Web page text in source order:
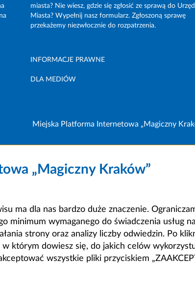
miasta? Nie wiesz, gdzie się zgłosić ze sprawą do
Miasta? Wypełnij nasz formularz. Zgłoszoną sprawę
przekażemy niezwłocznie do rozpatrzenia.
INFORMACJE PRAWNE
DLA MEDIÓW
Miejska Platforma Internetowa „Magiczny
„Magiczny Kraków”
ma dla nas bardzo duże znaczenie.
minimum wymaganego do świadczenia usług
strony oraz analizy liczby odwiedzin. Po
w którym dowiesz się, do jakich celów
wszystkie pliki przyciskiem